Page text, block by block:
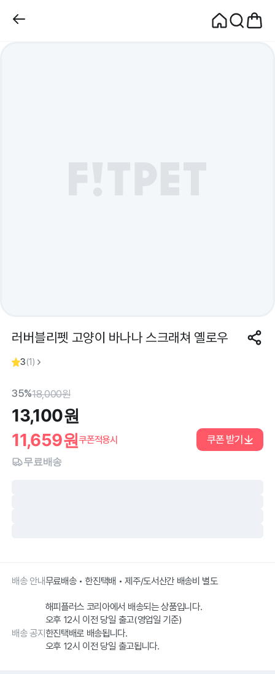
러버블리펫 고양이 바나나 스크래쳐 옐로우
3(1)
35%18,000원
13,100원
11,659원쿠폰적용시 쿠폰 받기
무료배송
배송 안내무료배송 • 한진택배 • 제주/도서산간 배송비 별도
해피플러스 코리아에서 배송되는 상품입니다.
오후 12시 이전 당일 출고(영업일 기준)
배송 공지한진택배로 배송됩니다.
오후 12시 이전 당일 출고됩니다.